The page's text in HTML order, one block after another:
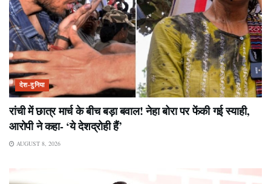
देश-दुनिया
रांची में छात्र मार्च के बीच बड़ा बवाल! नेहा बोरा पर फेंकी गई स्याही,
आरोपी ने कहा- ‘ये देशद्रोही हैं’
AUGUST 8, 2026